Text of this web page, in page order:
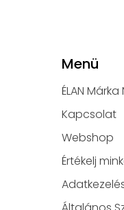
Menü
ÉLAN
Kapcsolat
Webshop
Értékelj